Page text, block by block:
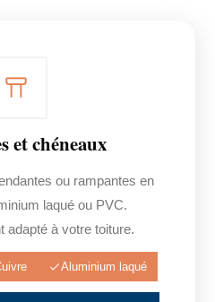
et chéneaux
ou rampantes en
laqué ou PVC.
adapté à votre toiture.
Aluminium laqué